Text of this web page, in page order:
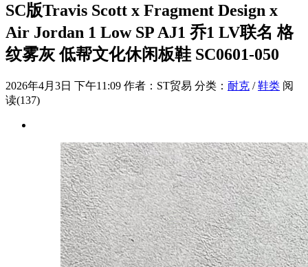
SC版Travis Scott x Fragment Design x
Air Jordan 1 Low SP AJ1 乔1 LV联名 格
纹雾灰 低帮文化休闲板鞋 SC0601-050
2026年4月3日 下午11:09 作者：ST贸易 分类： 耐克 /鞋类 阅
读(137)